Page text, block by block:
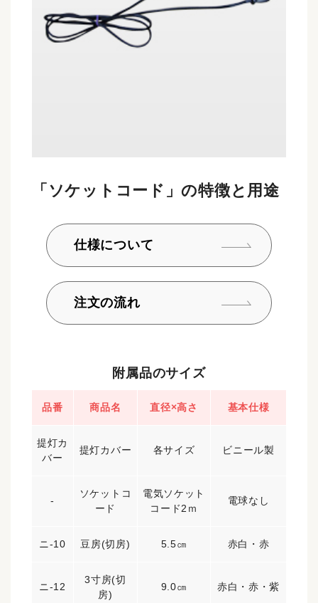
「ソケットコード」の特徴と用途
仕様について
注文の流れ
附属品のサイズ
品番 商品名 直径×高さ 基本仕様
提灯カ
バー
提灯カバー 各サイズ ビニール製
-
ソケットコ
ード
電気ソケット
コード2ｍ
電球なし
ニ-10 豆房(切房) 5.5㎝ 赤白・赤
ニ-12
3寸房(切
房)
9.0㎝ 赤白・赤・紫